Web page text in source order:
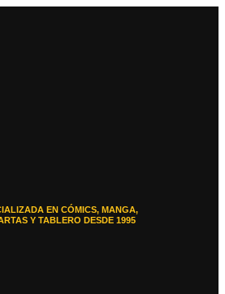
EN CÓMICS, MANGA,
Y TABLERO DESDE 1995